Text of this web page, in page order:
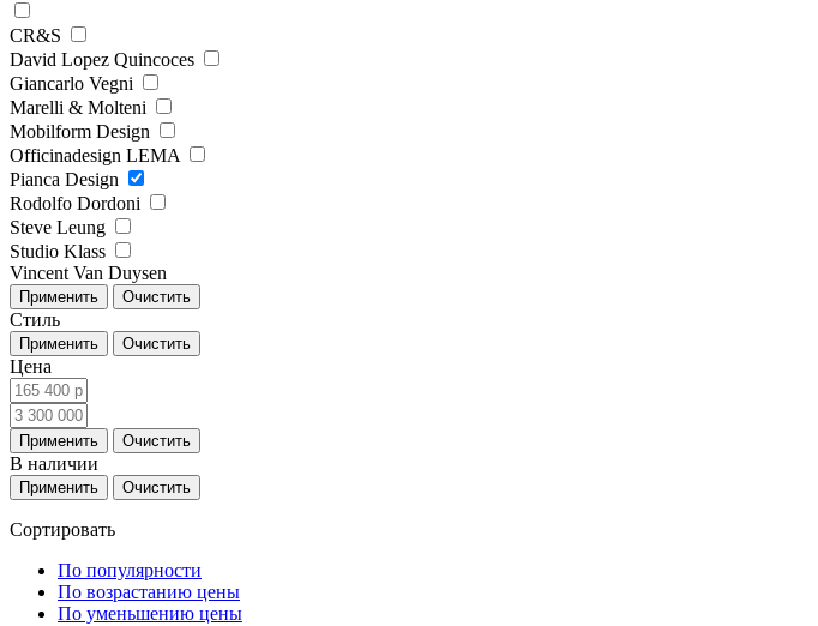
CR&S
David Lopez Quincoces
Giancarlo Vegni
Marelli & Molteni
Mobilform Design
Officinadesign LEMA
Pianca Design
Rodolfo Dordoni
Steve Leung
Studio Klass
Vincent Van Duysen
Стиль
Цена
В наличии
Сортировать
По популярности
По возрастанию цены
По уменьшению цены